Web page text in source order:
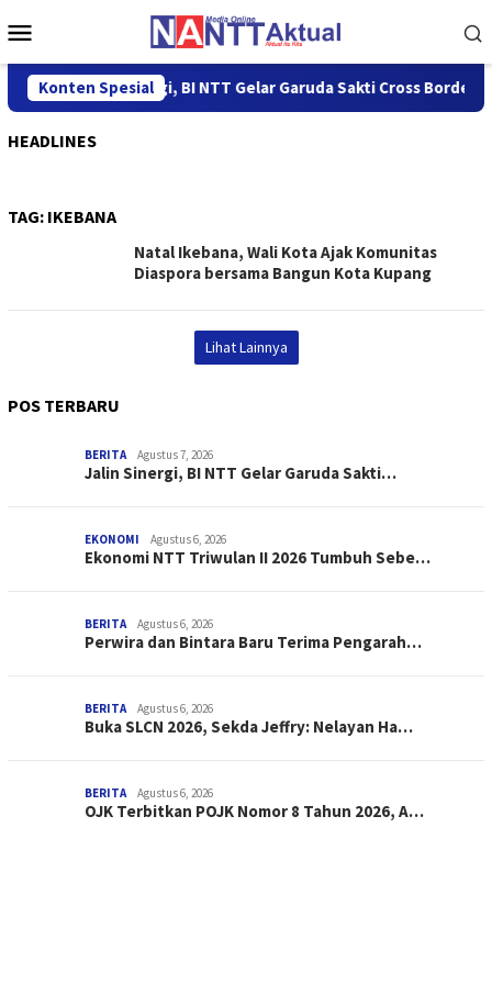
ke
Mobile
Konten Spesial
Jalin Sinergi, BI NTT Gelar Garuda Sakti Cross Border
HEADLINES
TAG: IKEBANA
Natal Ikebana, Wali Kota Ajak Komunitas
Diaspora bersama Bangun Kota Kupang
Lihat Lainnya
POS TERBARU
BERITA Agustus 7, 2026
Jalin Sinergi, BI NTT Gelar Garuda Sakti…
EKONOMI Agustus 6, 2026
Ekonomi NTT Triwulan II 2026 Tumbuh Sebe…
BERITA Agustus 6, 2026
Perwira dan Bintara Baru Terima Pengarah…
BERITA Agustus 6, 2026
Buka SLCN 2026, Sekda Jeffry: Nelayan Ha…
BERITA Agustus 6, 2026
OJK Terbitkan POJK Nomor 8 Tahun 2026, A…